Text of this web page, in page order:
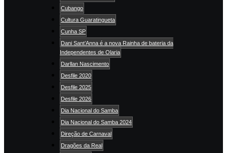
Cubango
Cultura Guaratingueta
Cunha SP
Dani Sant’Anna é a nova Rainha de bateria da
Independentes de Olaria
Darllan Nascimento
Desfile 2020
Desfile 2025
Desfile 2026
Dia Nacional do Samba
Dia Nacional do Samba 2024
Direção de Carnaval
Dragões da Real